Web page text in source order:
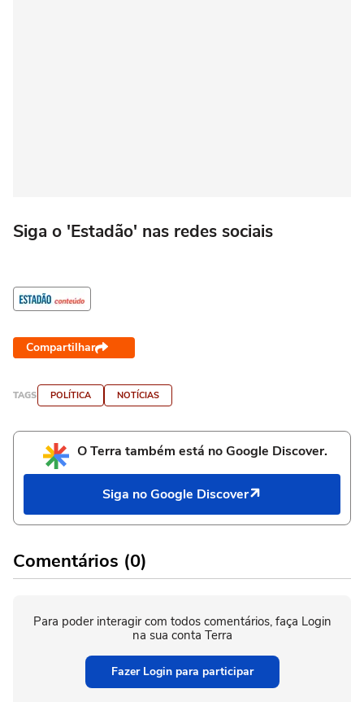
Siga o 'Estadão' nas redes sociais
Compartilhar
TAGS POLÍTICA NOTÍCIAS
O Terra também está no Google Discover.
Siga no Google Discover
Comentários (0)
Para poder interagir com todos comentários, faça Login
na sua conta Terra
Fazer Login para participar